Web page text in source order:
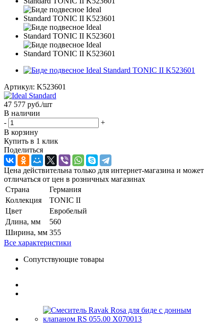
Артикул: K523601
47 577 руб./шт
В наличии
-
+
В корзину
Купить в 1 клик
Поделиться
Цена действительна только для интернет-магазина и может
отличаться от цен в розничных магазинах
Страна
Германия
Коллекция
TONIC II
Цвет
Евробелый
Длина, мм
560
Ширина, мм 355
Все характеристики
Сопутствующие товары